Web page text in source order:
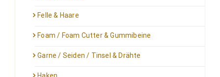
Felle & Haare
Foam / Foam Cutter & Gummibeine
Garne / Seiden / Tinsel & Drähte
Haken